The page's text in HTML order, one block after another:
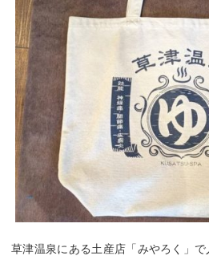
草津温泉にある土産店「みやろく」